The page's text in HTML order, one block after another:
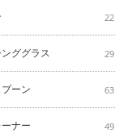
22
ンググラス 29
ーン 63
ナー 49